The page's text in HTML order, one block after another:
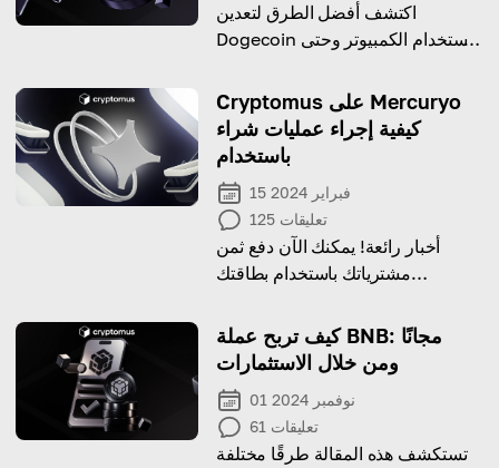
اكتشف أفضل الطرق لتعدين
Dogecoin باستخدام الكمبيوتر وحتى
استفادة من أرباحك!
Cryptomus على Mercuryo
كيفية إجراء عمليات شراء
باستخدام
15 فبراير 2024
125 تعليقات
أخبار رائعة! يمكنك الآن دفع ثمن
مشترياتك باستخدام بطاقتك
تعرف على كيفية القيام بذلك في هذا
الدليل الشامل
كيف تربح عملة BNB: مجانًا
ومن خلال الاستثمارات
01 نوفمبر 2024
61 تعليقات
تستكشف هذه المقالة طرقًا مختلفة